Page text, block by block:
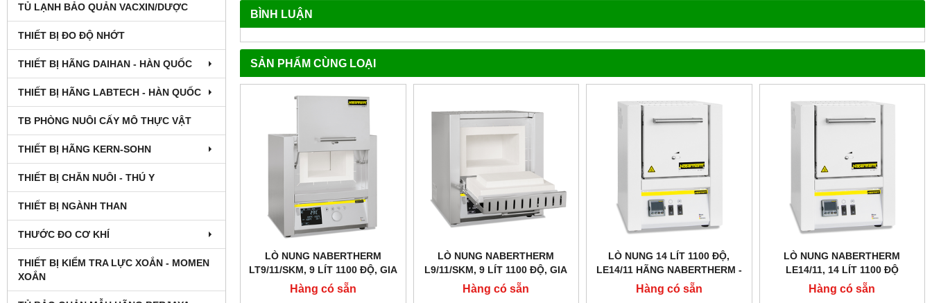
TỦ LẠNH BẢO QUẢN VACXIN/DƯỢC
THIẾT BỊ ĐO ĐỘ NHỚT
THIẾT BỊ HÃNG DAIHAN - HÀN QUỐC
THIẾT BỊ HÃNG LABTECH - HÀN QUỐC
TB PHÒNG NUÔI CẤY MÔ THỰC VẬT
THIẾT BỊ HÃNG KERN-SOHN
THIẾT BỊ CHĂN NUÔI - THÚ Y
THIẾT BỊ NGÀNH THAN
THƯỚC ĐO CƠ KHÍ
THIẾT BỊ KIỂM TRA LỰC XOẮN - MOMEN
XOẮN
BÌNH LUẬN
SẢN PHẨM CÙNG LOẠI
LÒ NUNG NABERTHERM
LT9/11/SKM, 9 LÍT 1100 ĐỘ, GIA
NHIỆT 4 MẶT, CỬA TRƯỢT LÊN
Hàng có sẵn
LÒ NUNG NABERTHERM
L9/11/SKM, 9 LÍT 1100 ĐỘ, GIA
NHIỆT 4 MẶT
Hàng có sẵn
LÒ NUNG 14 LÍT 1100 ĐỘ,
LE14/11 HÃNG NABERTHERM -
ĐỨC
Hàng có sẵn
LÒ NUNG NABERTHERM
LE14/11, 14 LÍT 1100 ĐỘ
Hàng có sẵn